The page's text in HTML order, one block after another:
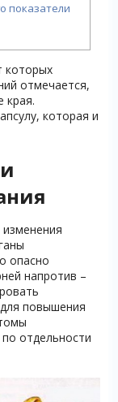
показатели
которых
отмечается,
края.
которая и
опасно
напротив –
повышения
отдельности